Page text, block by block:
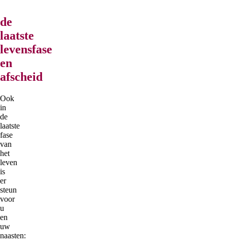
de
laatste
levensfase
en
afscheid
Ook
in
de
laatste
fase
van
het
leven
is
er
steun
voor
u
en
uw
naasten: